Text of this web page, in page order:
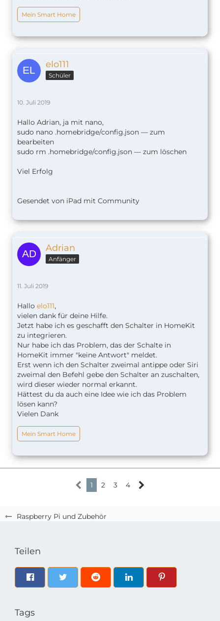
Raspberry Pi und Zubehör
Mein Smart Home
elo111
Schüler
10. Juli 2019
Hallo Adrian, ja mit nano,
sudo nano .homebridge/config.json — zum
bearbeiten
sudo rm .homebridge/config.json — zum löschen
Viel Erfolg
Gesendet von iPad mit Community
Adrian
Anfänger
11. Juli 2019
Hallo elo111,
vielen dank für deine Hilfe.
Jetzt habe ich es geschafft den Schalter in HomeKit
zu integrieren.
Nur habe ich das Problem, das der Schalte in
HomeKit immer "keine Antwort" meldet.
Erst wenn ich den Schalter zweimal antippe oder Siri
zweimal den Befehl gebe den Schalter an zuschalten,
wird dieser wieder normal erkannt.
Hättest du da auch eine Idee wie ich das Problem
lösen kann?
Vielen Dank
Mein Smart Home
1 2 3 4
Teilen
Tags